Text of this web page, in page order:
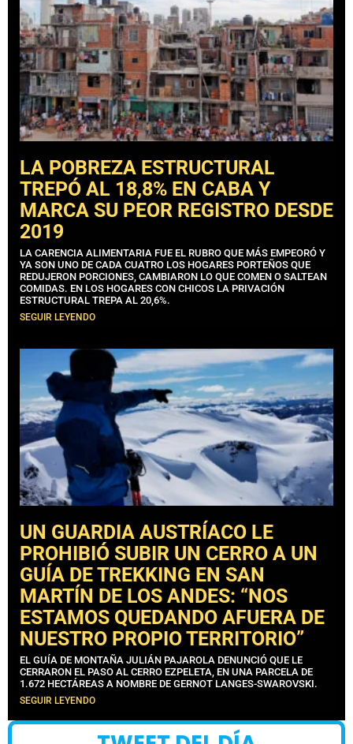
LA POBREZA ESTRUCTURAL
TREPÓ AL 18,8% EN CABA Y
MARCA SU PEOR REGISTRO DESDE
2019
LA CARENCIA ALIMENTARIA FUE EL RUBRO QUE MÁS EMPEORÓ Y
YA SON UNO DE CADA CUATRO LOS HOGARES PORTEÑOS QUE
REDUJERON PORCIONES, CAMBIARON LO QUE COMEN O SALTEAN
COMIDAS. EN LOS HOGARES CON CHICOS LA PRIVACIÓN
ESTRUCTURAL TREPA AL 20,6%.
SEGUIR LEYENDO
UN GUARDIA AUSTRÍACO LE
PROHIBIÓ SUBIR UN CERRO A UN
GUÍA DE TREKKING EN SAN
MARTÍN DE LOS ANDES: “NOS
ESTAMOS QUEDANDO AFUERA DE
NUESTRO PROPIO TERRITORIO”
EL GUÍA DE MONTAÑA JULIÁN PAJAROLA DENUNCIÓ QUE LE
CERRARON EL PASO AL CERRO EZPELETA, EN UNA PARCELA DE
1.672 HECTÁREAS A NOMBRE DE GERNOT LANGES-SWAROVSKI.
SEGUIR LEYENDO